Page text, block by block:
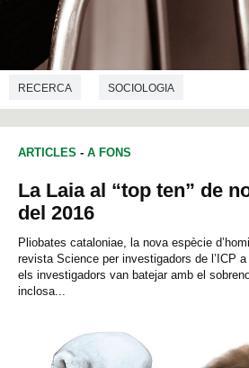
RECERCA SOCIOLOGIA
ARTICLES - A FONS
La Laia al “top ten” de
del 2016
Pliobates cataloniae, la nova espècie
revista Science per investigadors de l’ICP
els investigadors van batejar amb el
inclosa...